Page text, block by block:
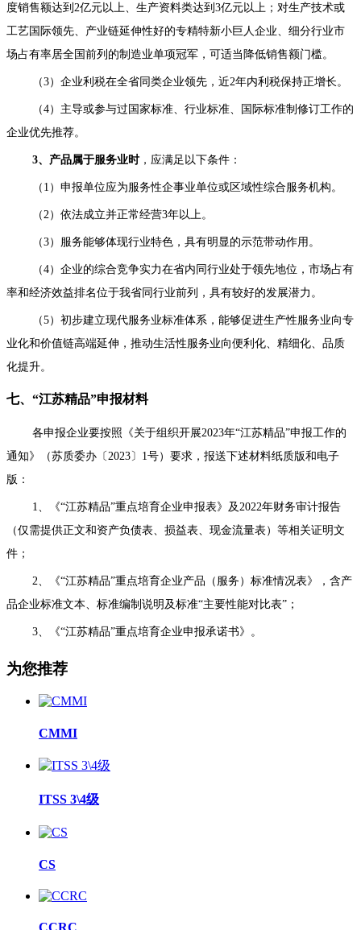
度销售额达到2亿元以上、生产资料类达到3亿元以上；对生产技术或
工艺国际领先、产业链延伸性好的专精特新小巨人企业、细分行业市
场占有率居全国前列的制造业单项冠军，可适当降低销售额门槛。
（3）企业利税在全省同类企业领先，近2年内利税保持正增长。
（4）主导或参与过国家标准、行业标准、国际标准制修订工作的
企业优先推荐。
3、产品属于服务业时，应满足以下条件：
（1）申报单位应为服务性企事业单位或区域性综合服务机构。
（2）依法成立并正常经营3年以上。
（3）服务能够体现行业特色，具有明显的示范带动作用。
（4）企业的综合竞争实力在省内同行业处于领先地位，市场占有
率和经济效益排名位于我省同行业前列，具有较好的发展潜力。
（5）初步建立现代服务业标准体系，能够促进生产性服务业向专
业化和价值链高端延伸，推动生活性服务业向便利化、精细化、品质
化提升。
七、“江苏精品”申报材料
各申报企业要按照《关于组织开展2023年“江苏精品”申报工作的
通知》（苏质委办〔2023〕1号）要求，报送下述材料纸质版和电子
版：
1、《“江苏精品”重点培育企业申报表》及2022年财务审计报告
（仅需提供正文和资产负债表、损益表、现金流量表）等相关证明文
件；
2、《“江苏精品”重点培育企业产品（服务）标准情况表》，含产
品企业标准文本、标准编制说明及标准“主要性能对比表”；
3、《“江苏精品”重点培育企业申报承诺书》。
为您推荐
CMMI
ITSS 3\4级
CS